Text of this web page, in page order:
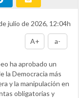
julio de 2026, 12:04h
A+ a-
ha aprobado un
la Democracia más
y la manipulación en
obligatorias y